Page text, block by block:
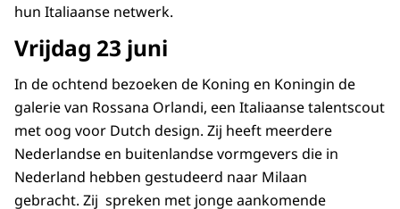
hun Italiaanse netwerk.
Vrijdag 23 juni
In de ochtend bezoeken de Koning en Koningin de
galerie van Rossana Orlandi, een Italiaanse talentscout
met oog voor Dutch design. Zij heeft meerdere
Nederlandse en buitenlandse vormgevers die in
Nederland hebben gestudeerd naar Milaan
gebracht. Zij spreken met jonge aankomende